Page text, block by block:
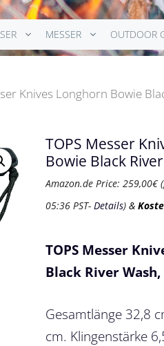
MESSER OUTDOOR
Knives Longhorn Bowie
TOPS Messer
Bowie Black
Amazon.de Price: 259,00€
05:36 PST- Details) &
TOPS Messer
Black River Wash,
Gesamtlänge 32,8
cm. Klingenstärke